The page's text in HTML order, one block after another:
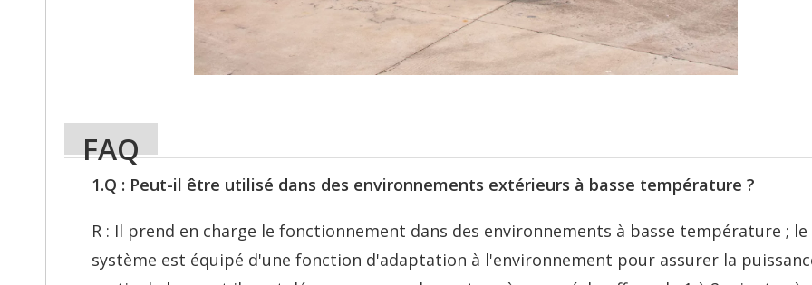
FAQ
1.Q : Peut-il être utilisé dans des environnements extérieurs à basse température ?
R : Il prend en charge le fonctionnement dans des environnements à basse température ; le
système est équipé d'une fonction d'adaptation à l'environnement pour assurer la